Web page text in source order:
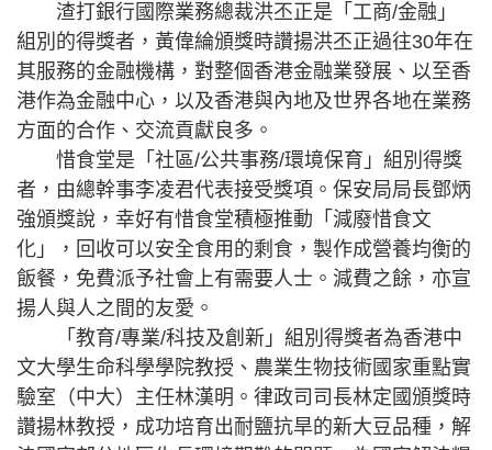
渣打銀行國際業務總裁洪丕正是「工商/金融」
組別的得獎者，黃偉綸頒獎時讚揚洪丕正過往30年在
其服務的金融機構，對整個香港金融業發展、以至香
港作為金融中心，以及香港與內地及世界各地在業務
方面的合作、交流貢獻良多。
惜食堂是「社區/公共事務/環境保育」組別得獎
者，由總幹事李凌君代表接受獎項。保安局局長鄧炳
強頒獎說，幸好有惜食堂積極推動「減廢惜食文
化」，回收可以安全食用的剩食，製作成營養均衡的
飯餐，免費派予社會上有需要人士。減費之餘，亦宣
揚人與人之間的友愛。
「教育/專業/科技及創新」組別得獎者為香港中
文大學生命科學學院教授、農業生物技術國家重點實
驗室（中大）主任林漢明。律政司司長林定國頒獎時
讚揚林教授，成功培育出耐鹽抗旱的新大豆品種，解